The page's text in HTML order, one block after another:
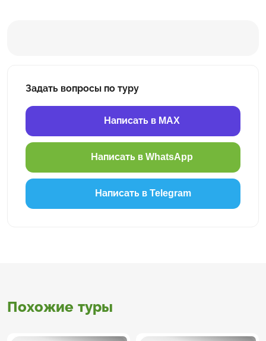
Задать вопросы по туру
Написать в MAX
Написать в WhatsApp
Написать в Telegram
Похожие туры